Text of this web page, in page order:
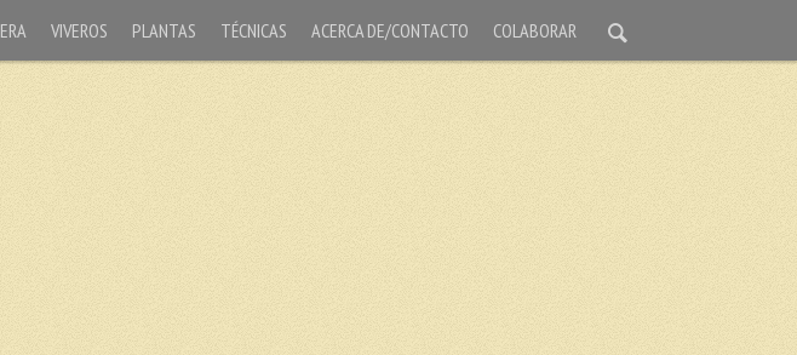
VIVEROS PLANTAS TÉCNICAS ACERCA DE/CONTACTO COLABORAR